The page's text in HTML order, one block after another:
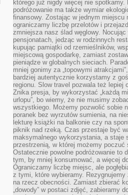
którego już nigdy więcej nie spotkamy.
podróżowanie ma także wymiar
finansowy. Zostając w jednym miejscu
ograniczamy liczbę przelotów i
zmniejsza nasz ślad węglowy.
pensjonatach, jedząc w rodzinnych
kupując pamiątki od rzemieślników,
miejscową gospodarkę, zamiast
pieniądze w globalnych sieciach.
mniej gonimy za „topowymi
bardziej autentycznie korzystamy z
regionu. Slow travel pozwala też lepiej
Znika presja, by wykorzystać „każdą
urlopu”, bo wiemy, że nie musimy
wszystkiego. Możemy pozwolić sobie
poranek bez wyrzutów sumienia, na
lekturę książki na balkonie czy na
piknik nad rzeką. Czas przestaje być
maksymalnego wykorzystania, a staje
przestrzenią, w której możemy poczuć
Ostatecznie powolne podróżowanie to
tym, by mniej konsumować, a więcej
Ograniczamy liczbę miejsc, ale
z tymi, które wybieramy. Rezygnujemy
na rzecz obecności. Zamiast zbierać
„dowody” w postaci zdjęć, zabieramy